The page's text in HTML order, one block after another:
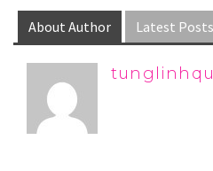
About Author Latest Posts